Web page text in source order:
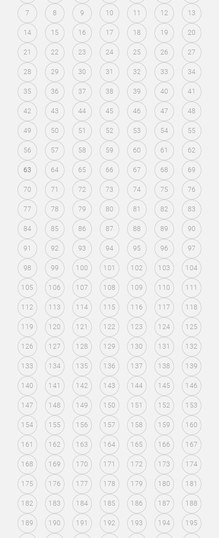
7 8 9 10 11 12 13
14 15 16 17 18 19 20
21 22 23 24 25 26 27
28 29 30 31 32 33 34
35 36 37 38 39 40 41
42 43 44 45 46 47 48
49 50 51 52 53 54 55
56 57 58 59 60 61 62
63 64 65 66 67 68 69
70 71 72 73 74 75 76
77 78 79 80 81 82 83
84 85 86 87 88 89 90
91 92 93 94 95 96 97
98 99 100 101 102 103 104
105 106 107 108 109 110 111
112 113 114 115 116 117 118
119 120 121 122 123 124 125
126 127 128 129 130 131 132
133 134 135 136 137 138 139
140 141 142 143 144 145 146
147 148 149 150 151 152 153
154 155 156 157 158 159 160
161 162 163 164 165 166 167
168 169 170 171 172 173 174
175 176 177 178 179 180 181
182 183 184 185 186 187 188
189 190 191 192 193 194 195